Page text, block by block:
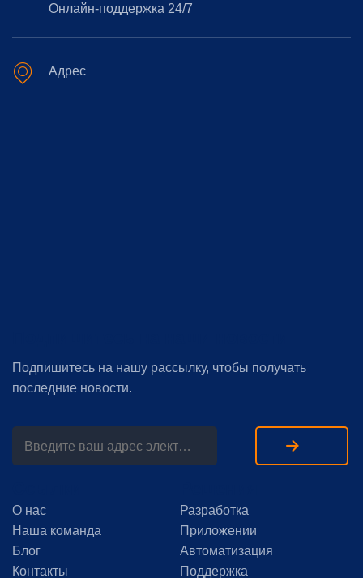
Онлайн-поддержка 24/7
Адрес
Подпишитесь на нашу рассылку, чтобы получать
последние новости.
О нас
Наша команда
Блог
Контакты
Разработка
Приложении
Автоматизация
Поддержка